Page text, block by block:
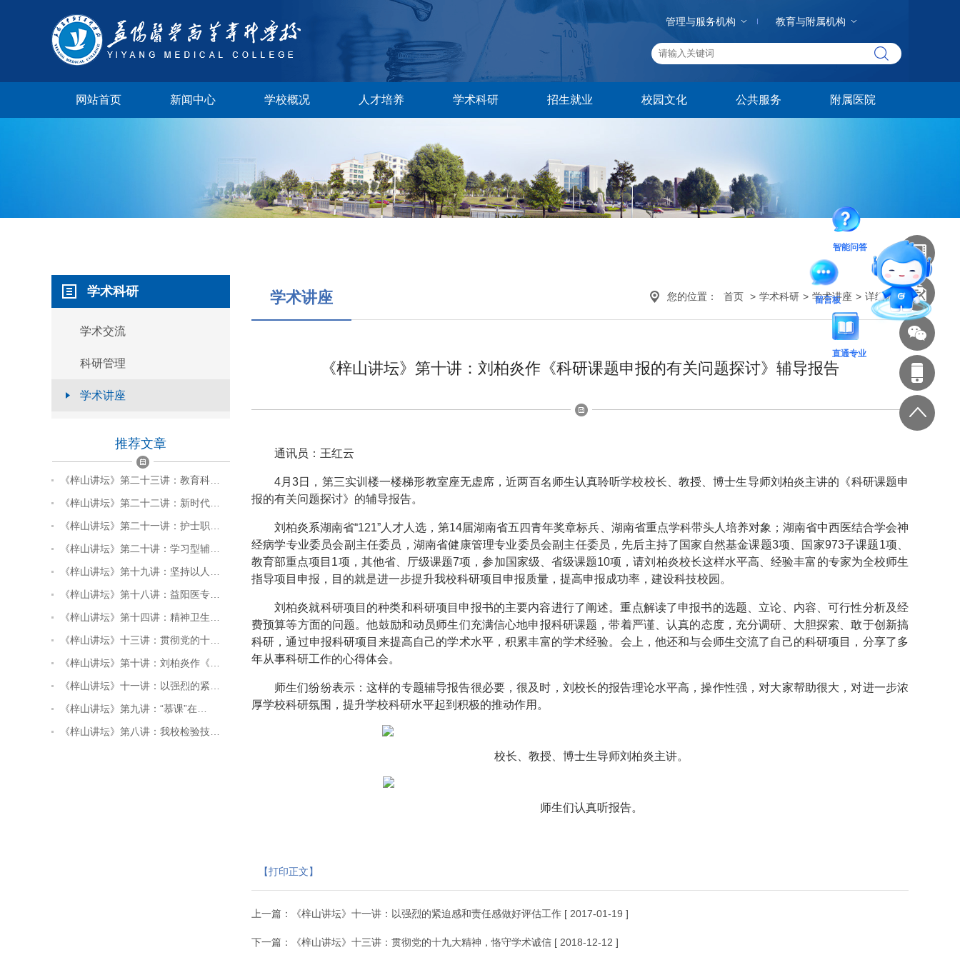
管理与服务机构 教育与附属机构
网站首页 新闻中心 学校概况 人才培养 学术科研 招生就业 校园文化 公共服务 附属医院
学术科研
学术交流
科研管理
学术讲座
推荐文章
《梓山讲坛》第二十三讲：教育科…
《梓山讲坛》第二十二讲：新时代…
《梓山讲坛》第二十一讲：护士职…
《梓山讲坛》第二十讲：学习型辅…
《梓山讲坛》第十九讲：坚持以人…
《梓山讲坛》第十八讲：益阳医专…
《梓山讲坛》第十四讲：精神卫生…
《梓山讲坛》十三讲：贯彻党的十…
《梓山讲坛》第十讲：刘柏炎作《…
《梓山讲坛》十一讲：以强烈的紧…
《梓山讲坛》第九讲：“慕课”在…
《梓山讲坛》第八讲：我校检验技…
您的位置： 首页 > 学术科研 > 学术讲座 > 详细内容
学术讲座
《梓山讲坛》第十讲：刘柏炎作《科研课题申报的有关问题探讨》辅导报告
通讯员：王红云
4月3日，第三实训楼一楼梯形教室座无虚席，近两百名师生认真聆听学校校长、教授、博士生导师刘柏炎主讲的《科研课题申
报的有关问题探讨》的辅导报告。
刘柏炎系湖南省“121”人才人选，第14届湖南省五四青年奖章标兵、湖南省重点学科带头人培养对象；湖南省中西医结合学会神
经病学专业委员会副主任委员，湖南省健康管理专业委员会副主任委员，先后主持了国家自然基金课题3项、国家973子课题1项、
教育部重点项目1项，其他省、厅级课题7项，参加国家级、省级课题10项，请刘柏炎校长这样水平高、经验丰富的专家为全校师生
指导项目申报，目的就是进一步提升我校科研项目申报质量，提高申报成功率，建设科技校园。
刘柏炎就科研项目的种类和科研项目申报书的主要内容进行了阐述。重点解读了申报书的选题、立论、内容、可行性分析及经
费预算等方面的问题。他鼓励和动员师生们充满信心地申报科研课题，带着严谨、认真的态度，充分调研、大胆探索、敢于创新搞
科研，通过申报科研项目来提高自己的学术水平，积累丰富的学术经验。会上，他还和与会师生交流了自己的科研项目，分享了多
年从事科研工作的心得体会。
师生们纷纷表示：这样的专题辅导报告很必要，很及时，刘校长的报告理论水平高，操作性强，对大家帮助很大，对进一步浓
厚学校科研氛围，提升学校科研水平起到积极的推动作用。
校长、教授、博士生导师刘柏炎主讲。
师生们认真听报告。
【打印正文】
上一篇： 《梓山讲坛》十一讲：以强烈的紧迫感和责任感做好评估工作 [ 2017-01-19 ]
下一篇： 《梓山讲坛》十三讲：贯彻党的十九大精神，恪守学术诚信 [ 2018-12-12 ]
智能问答
留言板
直通专业